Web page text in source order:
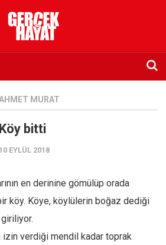
MURAT
Köy bitti
10 EYLÜL 2018
en derinine gömülüp orada
köy. Köye, köylülerin boğaz dediği
izin verdiği mendil kadar toprak